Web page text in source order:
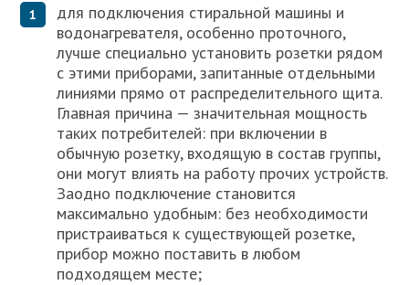
для подключения стиральной машины и
водонагревателя, особенно проточного,
лучше специально установить розетки рядом
с этими приборами, запитанные отдельными
линиями прямо от распределительного щита.
Главная причина — значительная мощность
таких потребителей: при включении в
обычную розетку, входящую в состав группы,
они могут влиять на работу прочих устройств.
Заодно подключение становится
максимально удобным: без необходимости
пристраиваться к существующей розетке,
прибор можно поставить в любом
подходящем месте;